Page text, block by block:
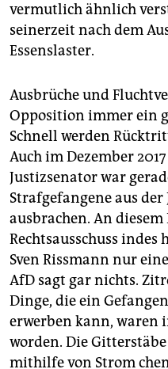
vermutlich ähnlich
seinerzeit nach dem
Essenslaster.
Ausbrüche und
Opposition immer ein
Schnell werden
Auch im Dezember
Justizsenator war
Strafgefangene aus der
ausbrachen. An
Rechtsausschuss indes
Sven Rissmann nur
AfD sagt gar nichts.
Dinge, die ein
erwerben kann, waren
worden. Die
mithilfe von Strom